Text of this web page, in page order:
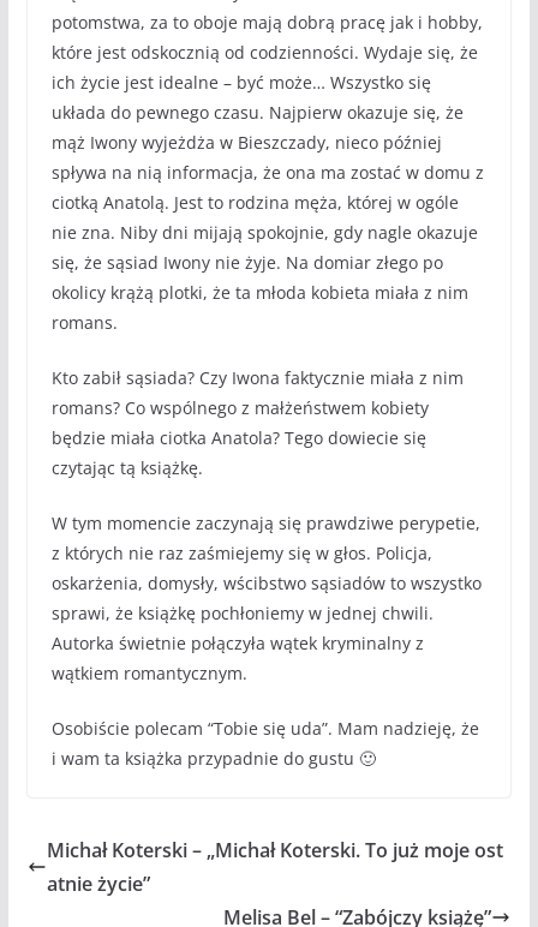
potomstwa, za to oboje mają dobrą pracę jak i hobby,
które jest odskocznią od codzienności. Wydaje się, że
ich życie jest idealne – być może… Wszystko się
układa do pewnego czasu. Najpierw okazuje się, że
mąż Iwony wyjeżdża w Bieszczady, nieco później
spływa na nią informacja, że ona ma zostać w domu z
ciotką Anatolą. Jest to rodzina męża, której w ogóle
nie zna. Niby dni mijają spokojnie, gdy nagle okazuje
się, że sąsiad Iwony nie żyje. Na domiar złego po
okolicy krążą plotki, że ta młoda kobieta miała z nim
romans.
Kto zabił sąsiada? Czy Iwona faktycznie miała z nim
romans? Co wspólnego z małżeństwem kobiety
będzie miała ciotka Anatola? Tego dowiecie się
czytając tą książkę.
W tym momencie zaczynają się prawdziwe perypetie,
z których nie raz zaśmiejemy się w głos. Policja,
oskarżenia, domysły, wścibstwo sąsiadów to wszystko
sprawi, że książkę pochłoniemy w jednej chwili.
Autorka świetnie połączyła wątek kryminalny z
wątkiem romantycznym.
Osobiście polecam “Tobie się uda”. Mam nadzieję, że
i wam ta książka przypadnie do gustu 🙂
Michał Koterski – „Michał Koterski. To już moje ost
atnie życie”
Melisa Bel – “Zabójczy książę”